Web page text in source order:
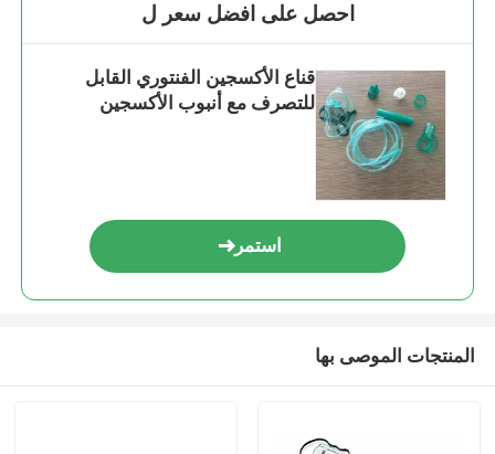
احصل على افضل سعر ل
قناع الأكسجين الفنتوري القابل
للتصرف مع أنبوب الأكسجين
استمر
المنتجات الموصى بها